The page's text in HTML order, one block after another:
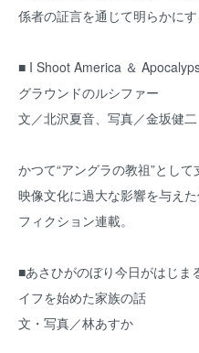
係者の証言を通じて明らかに
■ I Shoot America ＆
グラウンドのルシファー
文／北沢夏音、写真／金坂健二
かつて“アングラの教祖”とし
映像文化に過大な影響を与え
フィクション連載。
■あさひがのぼり今日がはじま
イフを始めた家族の話
文・写真／林あすか